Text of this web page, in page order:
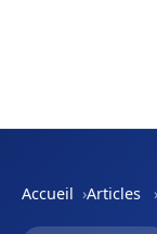
Accueil Articles